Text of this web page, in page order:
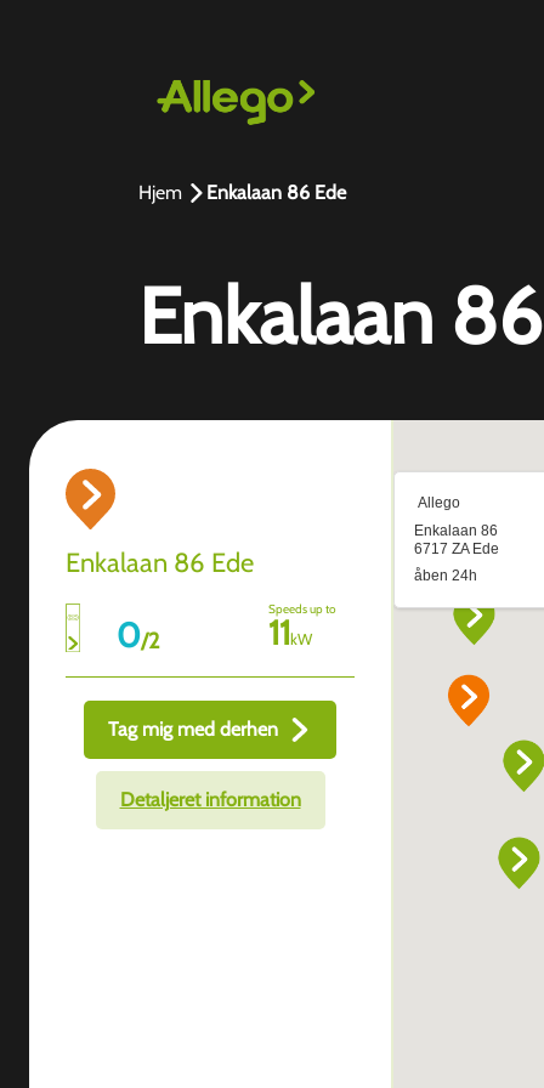
Hjem Enkalaan 86 Ede
Enkalaan
Enkalaan 86 Ede
0/2
Speeds up to
11kW
Tag mig med derhen
Detaljeret information